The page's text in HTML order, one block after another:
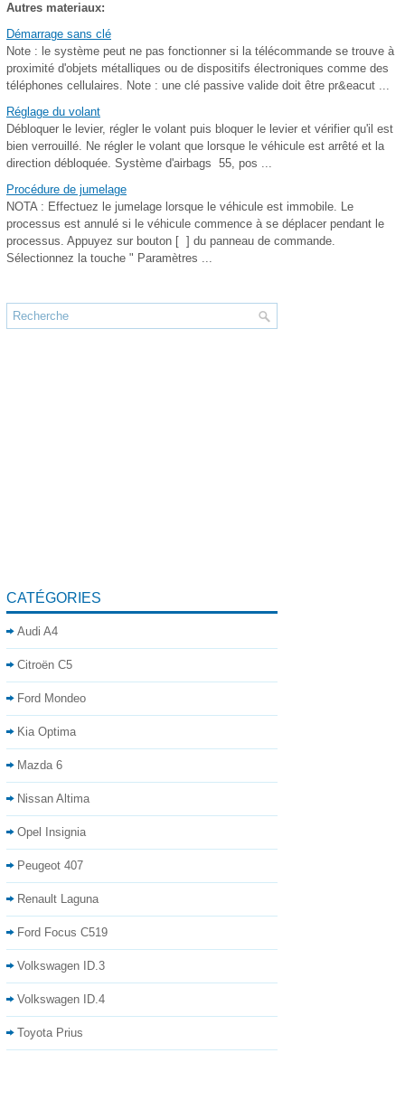
Autres materiaux:
Démarrage sans clé
Note : le système peut ne pas fonctionner si la télécommande se trouve à
proximité d'objets métalliques ou de dispositifs électroniques comme des
téléphones cellulaires. Note : une clé passive valide doit être pr&eacut ...
Réglage du volant
Débloquer le levier, régler le volant puis bloquer le levier et vérifier qu'il est
bien verrouillé. Ne régler le volant que lorsque le véhicule est arrêté et la
direction débloquée. Système d'airbags 55, pos ...
Procédure de jumelage
NOTA : Effectuez le jumelage lorsque le véhicule est immobile. Le
processus est annulé si le véhicule commence à se déplacer pendant le
processus. Appuyez sur bouton [ ] du panneau de commande.
Sélectionnez la touche " Paramètres ...
CATÉGORIES
Audi A4
Citroën C5
Ford Mondeo
Kia Optima
Mazda 6
Nissan Altima
Opel Insignia
Peugeot 407
Renault Laguna
Ford Focus C519
Volkswagen ID.3
Volkswagen ID.4
Toyota Prius